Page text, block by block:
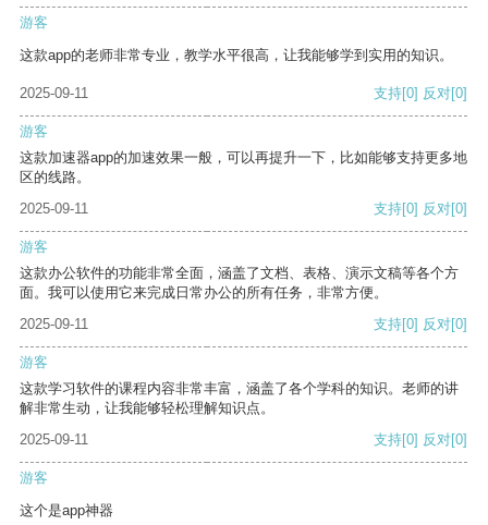
游客
这款app的老师非常专业，教学水平很高，让我能够学到实用的知识。
2025-09-11 支持[0] 反对[0]
游客
这款加速器app的加速效果一般，可以再提升一下，比如能够支持更多地
区的线路。
2025-09-11
支持[0] 反对[0]
游客
这款办公软件的功能非常全面，涵盖了文档、表格、演示文稿等各个方
面。我可以使用它来完成日常办公的所有任务，非常方便。
2025-09-11
支持[0] 反对[0]
游客
这款学习软件的课程内容非常丰富，涵盖了各个学科的知识。老师的讲
解非常生动，让我能够轻松理解知识点。
2025-09-11
支持[0] 反对[0]
游客
这个是app神器